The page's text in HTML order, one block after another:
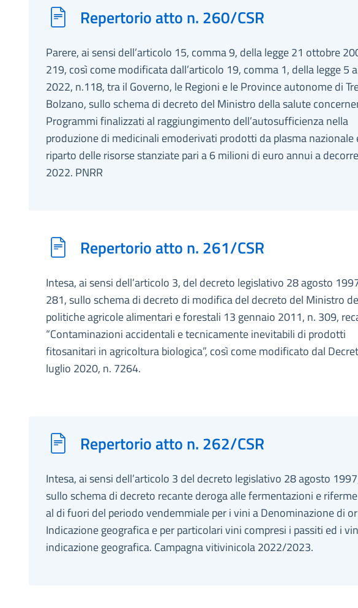
Repertorio atto n. 260/CSR
Parere, ai sensi dell’articolo 15, comma 9, della legge 21 ottobre
219, così come modificata dall’articolo 19, comma 1, della legge 5
2022, n.118, tra il Governo, le Regioni e le Province autonome di
Bolzano, sullo schema di decreto del Ministro della salute
Programmi finalizzati al raggiungimento dell’autosufficienza nella
produzione di medicinali emoderivati prodotti da plasma nazionale
riparto delle risorse stanziate pari a 6 milioni di euro annui a
2022. PNRR
Repertorio atto n. 261/CSR
Intesa, ai sensi dell’articolo 3, del decreto legislativo 28 agosto
281, sullo schema di decreto di modifica del decreto del Ministro
politiche agricole alimentari e forestali 13 gennaio 2011, n. 309,
“Contaminazioni accidentali e tecnicamente inevitabili di prodotti
fitosanitari in agricoltura biologica”, così come modificato dal
luglio 2020, n. 7264.
Repertorio atto n. 262/CSR
Intesa, ai sensi dell’articolo 3 del decreto legislativo 28 agosto
sullo schema di decreto recante deroga alle fermentazioni e
al di fuori del periodo vendemmiale per i vini a Denominazione di
Indicazione geografica e per particolari vini compresi i passiti ed i
indicazione geografica. Campagna vitivinicola 2022/2023.